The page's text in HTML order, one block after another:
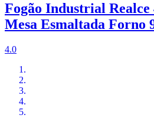
Fogão Industrial Realce
Mesa Esmaltada Forno
4.0